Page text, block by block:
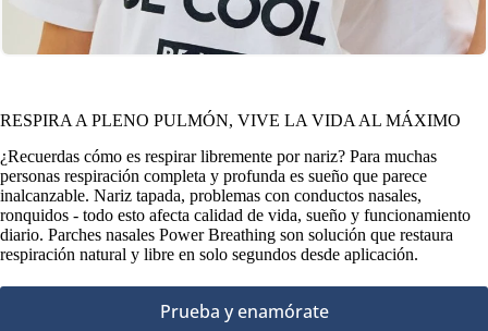
RESPIRA A PLENO PULMÓN, VIVE LA VIDA AL MÁXIMO
¿Recuerdas cómo es respirar libremente por nariz? Para muchas
personas respiración completa y profunda es sueño que parece
inalcanzable. Nariz tapada, problemas con conductos nasales,
ronquidos - todo esto afecta calidad de vida, sueño y funcionamiento
diario. Parches nasales Power Breathing son solución que restaura
respiración natural y libre en solo segundos desde aplicación.
Prueba y enamórate